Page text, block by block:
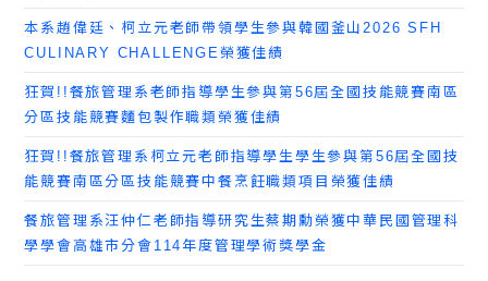
本系趙偉廷、柯立元老師帶領學生參與韓國釜山2026 SFH
CULINARY CHALLENGE榮獲佳績
狂賀!!餐旅管理系老師指導學生參與第56屆全國技能競賽南區
分區技能競賽麵包製作職類榮獲佳績
狂賀!!餐旅管理系柯立元老師指導學生學生參與第56屆全國技
能競賽南區分區技能競賽中餐烹飪職類項目榮獲佳績
餐旅管理系汪仲仁老師指導研究生蔡期勳榮獲中華民國管理科
學學會高雄市分會114年度管理學術獎學金